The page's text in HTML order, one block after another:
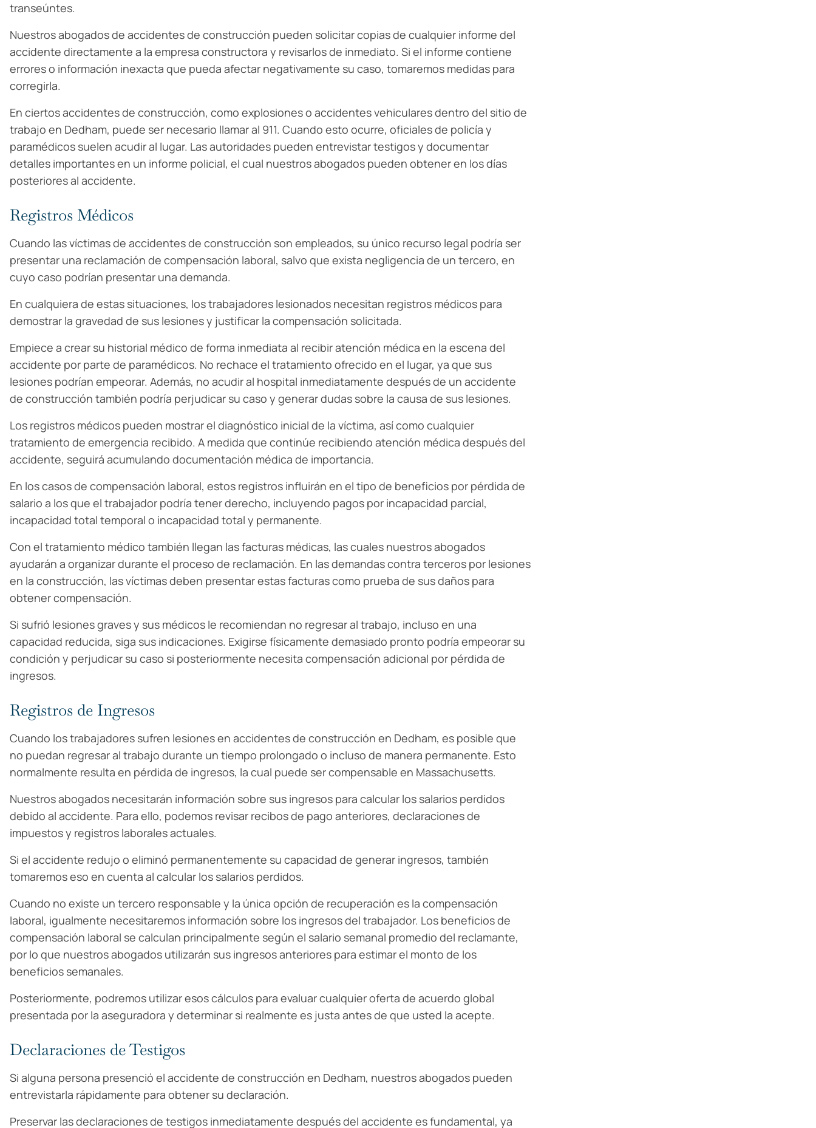
transeúntes.
Nuestros abogados de accidentes de construcción pueden solicitar copias de cualquier informe del
accidente directamente a la empresa constructora y revisarlos de inmediato. Si el informe contiene
errores o información inexacta que pueda afectar negativamente su caso, tomaremos medidas para
corregirla.
En ciertos accidentes de construcción, como explosiones o accidentes vehiculares dentro del sitio de
trabajo en Dedham, puede ser necesario llamar al 911. Cuando esto ocurre, oficiales de policía y
paramédicos suelen acudir al lugar. Las autoridades pueden entrevistar testigos y documentar
detalles importantes en un informe policial, el cual nuestros abogados pueden obtener en los días
posteriores al accidente.
Registros Médicos
Cuando las víctimas de accidentes de construcción son empleados, su único recurso legal podría ser
presentar una reclamación de compensación laboral, salvo que exista negligencia de un tercero, en
cuyo caso podrían presentar una demanda.
En cualquiera de estas situaciones, los trabajadores lesionados necesitan registros médicos para
demostrar la gravedad de sus lesiones y justificar la compensación solicitada.
Empiece a crear su historial médico de forma inmediata al recibir atención médica en la escena del
accidente por parte de paramédicos. No rechace el tratamiento ofrecido en el lugar, ya que sus
lesiones podrían empeorar. Además, no acudir al hospital inmediatamente después de un accidente
de construcción también podría perjudicar su caso y generar dudas sobre la causa de sus lesiones.
Los registros médicos pueden mostrar el diagnóstico inicial de la víctima, así como cualquier
tratamiento de emergencia recibido. A medida que continúe recibiendo atención médica después del
accidente, seguirá acumulando documentación médica de importancia.
En los casos de compensación laboral, estos registros influirán en el tipo de beneficios por pérdida de
salario a los que el trabajador podría tener derecho, incluyendo pagos por incapacidad parcial,
incapacidad total temporal o incapacidad total y permanente.
Con el tratamiento médico también llegan las facturas médicas, las cuales nuestros abogados
ayudarán a organizar durante el proceso de reclamación. En las demandas contra terceros por lesiones
en la construcción, las víctimas deben presentar estas facturas como prueba de sus daños para
obtener compensación.
Si sufrió lesiones graves y sus médicos le recomiendan no regresar al trabajo, incluso en una
capacidad reducida, siga sus indicaciones. Exigirse físicamente demasiado pronto podría empeorar su
condición y perjudicar su caso si posteriormente necesita compensación adicional por pérdida de
ingresos.
Registros de Ingresos
Cuando los trabajadores sufren lesiones en accidentes de construcción en Dedham, es posible que
no puedan regresar al trabajo durante un tiempo prolongado o incluso de manera permanente. Esto
normalmente resulta en pérdida de ingresos, la cual puede ser compensable en Massachusetts.
Nuestros abogados necesitarán información sobre sus ingresos para calcular los salarios perdidos
debido al accidente. Para ello, podemos revisar recibos de pago anteriores, declaraciones de
impuestos y registros laborales actuales.
Si el accidente redujo o eliminó permanentemente su capacidad de generar ingresos, también
tomaremos eso en cuenta al calcular los salarios perdidos.
Cuando no existe un tercero responsable y la única opción de recuperación es la compensación
laboral, igualmente necesitaremos información sobre los ingresos del trabajador. Los beneficios de
compensación laboral se calculan principalmente según el salario semanal promedio del reclamante,
por lo que nuestros abogados utilizarán sus ingresos anteriores para estimar el monto de los
beneficios semanales.
Posteriormente, podremos utilizar esos cálculos para evaluar cualquier oferta de acuerdo global
presentada por la aseguradora y determinar si realmente es justa antes de que usted la acepte.
Declaraciones de Testigos
Si alguna persona presenció el accidente de construcción en Dedham, nuestros abogados pueden
entrevistarla rápidamente para obtener su declaración.
Preservar las declaraciones de testigos inmediatamente después del accidente es fundamental, ya